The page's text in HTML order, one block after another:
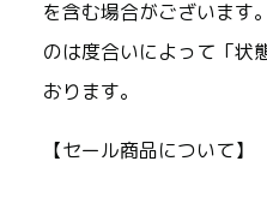
を含む場合がございます
のは度合いによって「状
おります。
【セール商品について】